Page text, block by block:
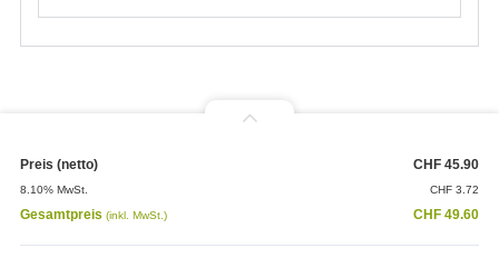
Preis (netto) CHF 45.90
8.10% MwSt. CHF 3.72
Gesamtpreis (inkl. MwSt.) CHF 49.60